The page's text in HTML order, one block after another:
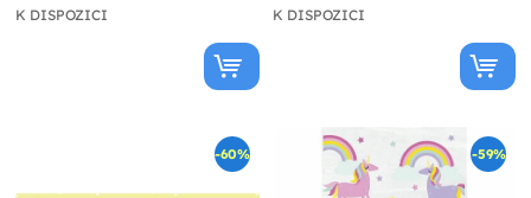
K DISPOZICI K DISPOZICI
-60% -59%